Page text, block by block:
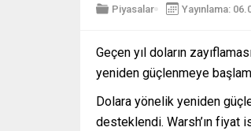
Piyasalar Yayınlama:
Geçen yıl doların
yeniden güçlenmeye
Dolara yönelik yeniden
desteklendi. Warsh’ın fiyat